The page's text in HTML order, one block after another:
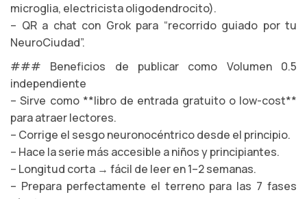
microglia, electricista oligodendrocito).
– QR a chat con Grok para “recorrido guiado por tu
NeuroCiudad”.
### Beneficios de publicar como Volumen 0.5
independiente
– Sirve como **libro de entrada gratuito o low-cost**
para atraer lectores.
– Corrige el sesgo neuronocéntrico desde el principio.
– Hace la serie más accesible a niños y principiantes.
– Longitud corta → fácil de leer en 1–2 semanas.
– Prepara perfectamente el terreno para las 7 fases